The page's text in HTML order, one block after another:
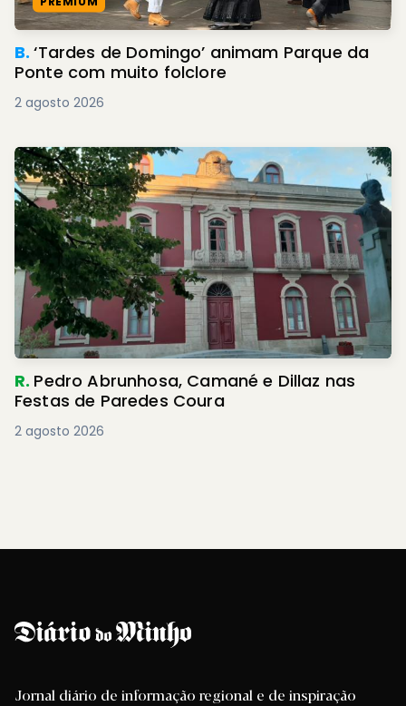
B.‘Tardes de Domingo’ animam Parque da
Ponte com muito folclore
2 agosto 2026
R. Pedro Abrunhosa, Camané e Dillaz nas
Festas de Paredes Coura
2 agosto 2026
Jornal diário de informação regional e de inspiração